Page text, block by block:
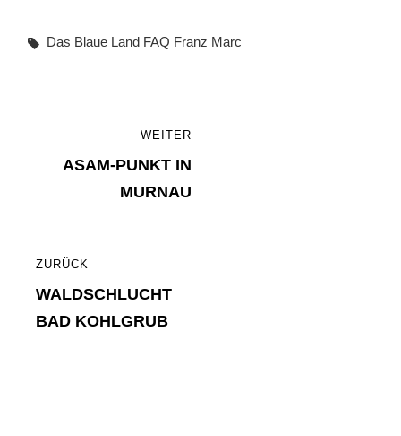
Tags,
Das Blaue Land FAQ Franz Marc
Beitragsnavigation
ZURÜCK
ZURÜCK
WALDSCHLUCHT
BAD KOHLGRUB
WEITER
ASAM-PUNKT IN
MURNAU